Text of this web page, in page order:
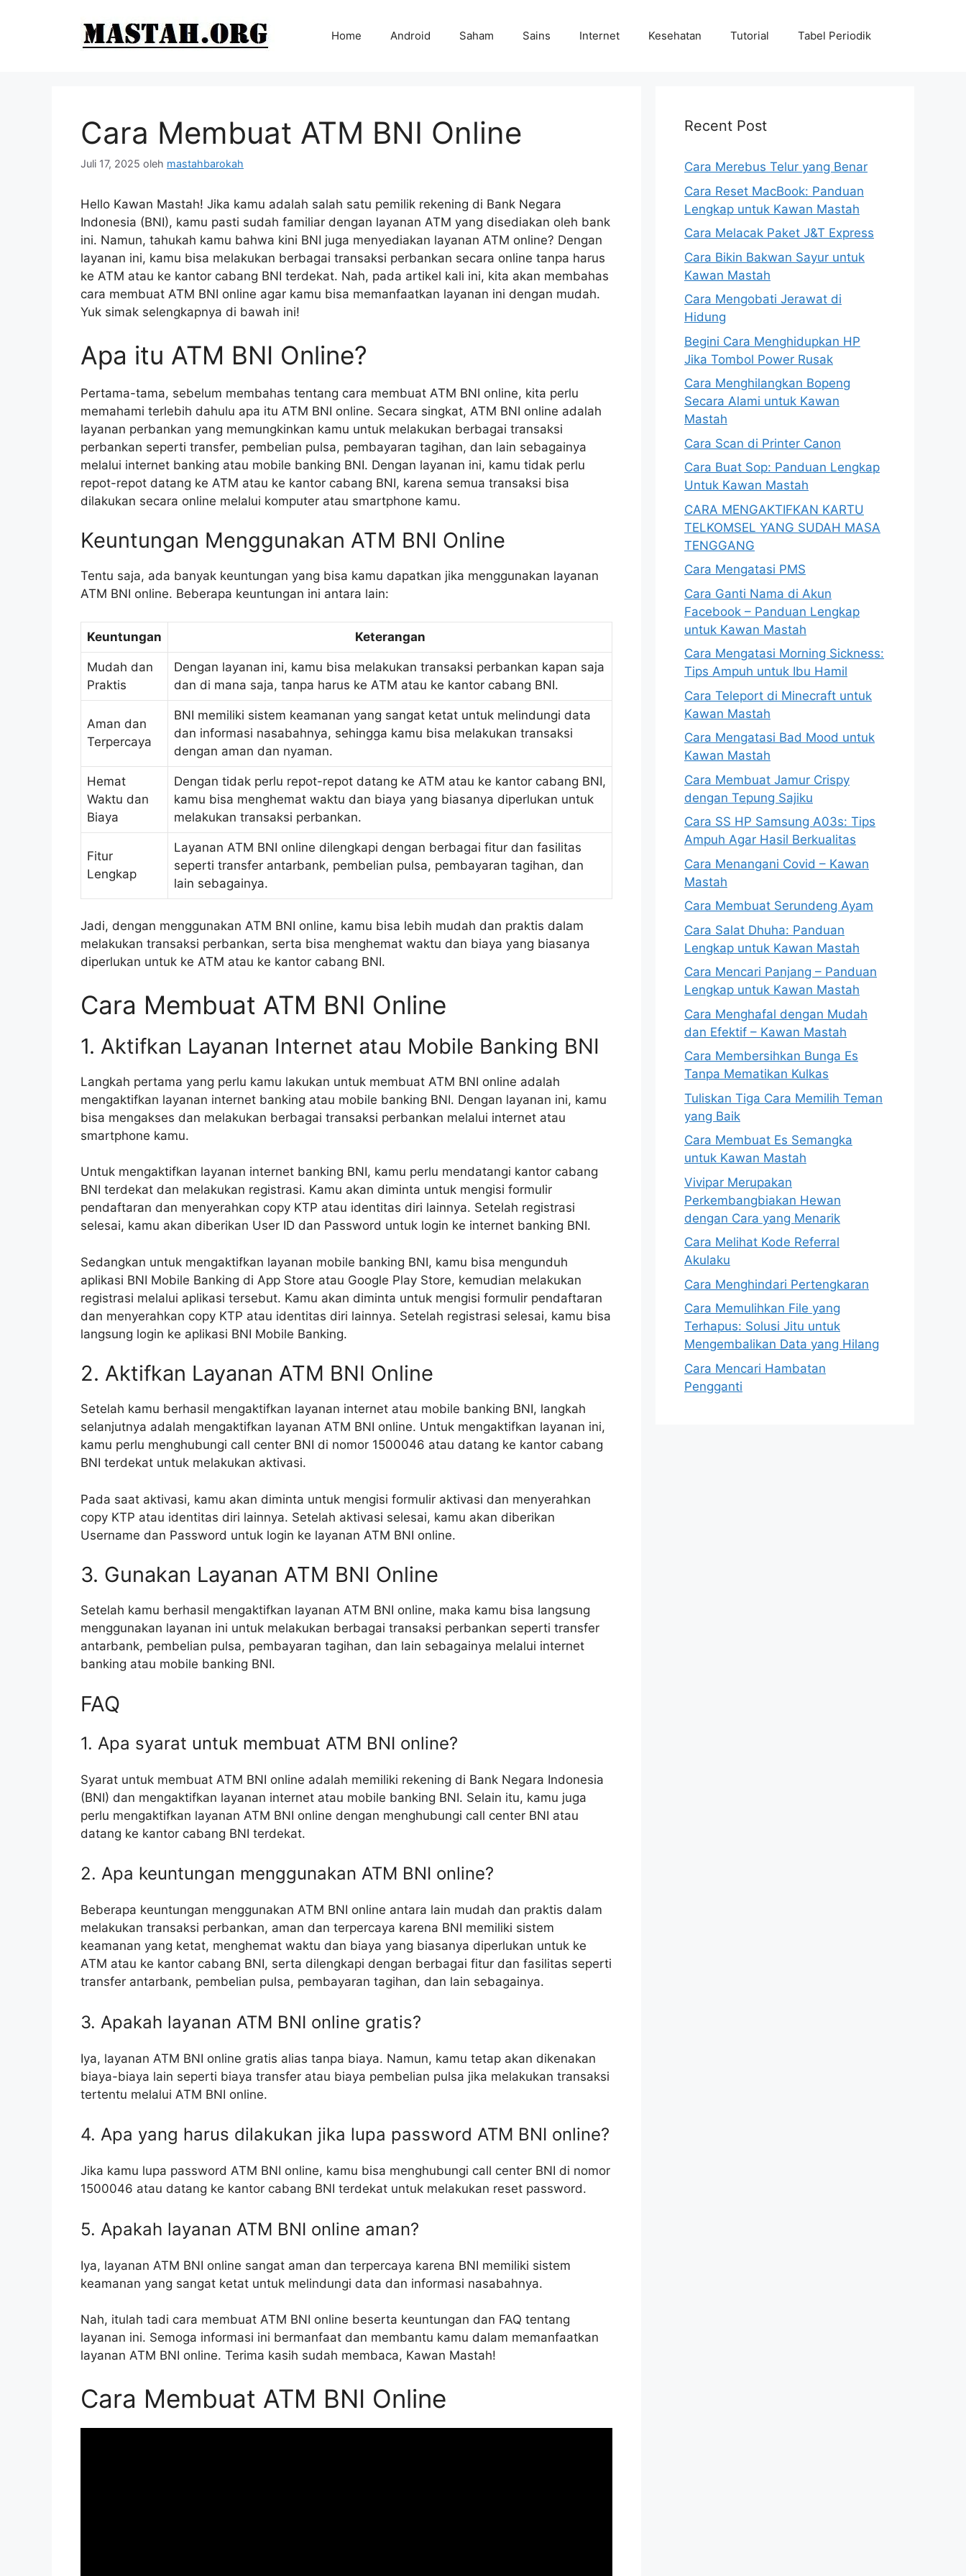
Home Android Saham Sains Internet Kesehatan Tutorial Tabel Periodik
Cara Membuat ATM BNI Online
Juli 17, 2025 oleh mastahbarokah
Hello Kawan Mastah! Jika kamu adalah salah satu pemilik rekening di Bank Negara
Indonesia (BNI), kamu pasti sudah familiar dengan layanan ATM yang disediakan oleh bank
ini. Namun, tahukah kamu bahwa kini BNI juga menyediakan layanan ATM online? Dengan
layanan ini, kamu bisa melakukan berbagai transaksi perbankan secara online tanpa harus
ke ATM atau ke kantor cabang BNI terdekat. Nah, pada artikel kali ini, kita akan membahas
cara membuat ATM BNI online agar kamu bisa memanfaatkan layanan ini dengan mudah.
Yuk simak selengkapnya di bawah ini!
Apa itu ATM BNI Online?
Pertama-tama, sebelum membahas tentang cara membuat ATM BNI online, kita perlu
memahami terlebih dahulu apa itu ATM BNI online. Secara singkat, ATM BNI online adalah
layanan perbankan yang memungkinkan kamu untuk melakukan berbagai transaksi
perbankan seperti transfer, pembelian pulsa, pembayaran tagihan, dan lain sebagainya
melalui internet banking atau mobile banking BNI. Dengan layanan ini, kamu tidak perlu
repot-repot datang ke ATM atau ke kantor cabang BNI, karena semua transaksi bisa
dilakukan secara online melalui komputer atau smartphone kamu.
Keuntungan Menggunakan ATM BNI Online
Tentu saja, ada banyak keuntungan yang bisa kamu dapatkan jika menggunakan layanan
ATM BNI online. Beberapa keuntungan ini antara lain:
Keuntungan Keterangan
Mudah dan
Praktis
Dengan layanan ini, kamu bisa melakukan transaksi perbankan kapan saja
dan di mana saja, tanpa harus ke ATM atau ke kantor cabang BNI.
Aman dan
Terpercaya
BNI memiliki sistem keamanan yang sangat ketat untuk melindungi data
dan informasi nasabahnya, sehingga kamu bisa melakukan transaksi
dengan aman dan nyaman.
Hemat
Waktu dan
Biaya
Dengan tidak perlu repot-repot datang ke ATM atau ke kantor cabang BNI,
kamu bisa menghemat waktu dan biaya yang biasanya diperlukan untuk
melakukan transaksi perbankan.
Fitur
Lengkap
Layanan ATM BNI online dilengkapi dengan berbagai fitur dan fasilitas
seperti transfer antarbank, pembelian pulsa, pembayaran tagihan, dan
lain sebagainya.
Jadi, dengan menggunakan ATM BNI online, kamu bisa lebih mudah dan praktis dalam
melakukan transaksi perbankan, serta bisa menghemat waktu dan biaya yang biasanya
diperlukan untuk ke ATM atau ke kantor cabang BNI.
Cara Membuat ATM BNI Online
1. Aktifkan Layanan Internet atau Mobile Banking BNI
Langkah pertama yang perlu kamu lakukan untuk membuat ATM BNI online adalah
mengaktifkan layanan internet banking atau mobile banking BNI. Dengan layanan ini, kamu
bisa mengakses dan melakukan berbagai transaksi perbankan melalui internet atau
smartphone kamu.
Untuk mengaktifkan layanan internet banking BNI, kamu perlu mendatangi kantor cabang
BNI terdekat dan melakukan registrasi. Kamu akan diminta untuk mengisi formulir
pendaftaran dan menyerahkan copy KTP atau identitas diri lainnya. Setelah registrasi
selesai, kamu akan diberikan User ID dan Password untuk login ke internet banking BNI.
Sedangkan untuk mengaktifkan layanan mobile banking BNI, kamu bisa mengunduh
aplikasi BNI Mobile Banking di App Store atau Google Play Store, kemudian melakukan
registrasi melalui aplikasi tersebut. Kamu akan diminta untuk mengisi formulir pendaftaran
dan menyerahkan copy KTP atau identitas diri lainnya. Setelah registrasi selesai, kamu bisa
langsung login ke aplikasi BNI Mobile Banking.
2. Aktifkan Layanan ATM BNI Online
Setelah kamu berhasil mengaktifkan layanan internet atau mobile banking BNI, langkah
selanjutnya adalah mengaktifkan layanan ATM BNI online. Untuk mengaktifkan layanan ini,
kamu perlu menghubungi call center BNI di nomor 1500046 atau datang ke kantor cabang
BNI terdekat untuk melakukan aktivasi.
Pada saat aktivasi, kamu akan diminta untuk mengisi formulir aktivasi dan menyerahkan
copy KTP atau identitas diri lainnya. Setelah aktivasi selesai, kamu akan diberikan
Username dan Password untuk login ke layanan ATM BNI online.
3. Gunakan Layanan ATM BNI Online
Setelah kamu berhasil mengaktifkan layanan ATM BNI online, maka kamu bisa langsung
menggunakan layanan ini untuk melakukan berbagai transaksi perbankan seperti transfer
antarbank, pembelian pulsa, pembayaran tagihan, dan lain sebagainya melalui internet
banking atau mobile banking BNI.
FAQ
1. Apa syarat untuk membuat ATM BNI online?
Syarat untuk membuat ATM BNI online adalah memiliki rekening di Bank Negara Indonesia
(BNI) dan mengaktifkan layanan internet atau mobile banking BNI. Selain itu, kamu juga
perlu mengaktifkan layanan ATM BNI online dengan menghubungi call center BNI atau
datang ke kantor cabang BNI terdekat.
2. Apa keuntungan menggunakan ATM BNI online?
Beberapa keuntungan menggunakan ATM BNI online antara lain mudah dan praktis dalam
melakukan transaksi perbankan, aman dan terpercaya karena BNI memiliki sistem
keamanan yang ketat, menghemat waktu dan biaya yang biasanya diperlukan untuk ke
ATM atau ke kantor cabang BNI, serta dilengkapi dengan berbagai fitur dan fasilitas seperti
transfer antarbank, pembelian pulsa, pembayaran tagihan, dan lain sebagainya.
3. Apakah layanan ATM BNI online gratis?
Iya, layanan ATM BNI online gratis alias tanpa biaya. Namun, kamu tetap akan dikenakan
biaya-biaya lain seperti biaya transfer atau biaya pembelian pulsa jika melakukan transaksi
tertentu melalui ATM BNI online.
4. Apa yang harus dilakukan jika lupa password ATM BNI online?
Jika kamu lupa password ATM BNI online, kamu bisa menghubungi call center BNI di nomor
1500046 atau datang ke kantor cabang BNI terdekat untuk melakukan reset password.
5. Apakah layanan ATM BNI online aman?
Iya, layanan ATM BNI online sangat aman dan terpercaya karena BNI memiliki sistem
keamanan yang sangat ketat untuk melindungi data dan informasi nasabahnya.
Nah, itulah tadi cara membuat ATM BNI online beserta keuntungan dan FAQ tentang
layanan ini. Semoga informasi ini bermanfaat dan membantu kamu dalam memanfaatkan
layanan ATM BNI online. Terima kasih sudah membaca, Kawan Mastah!
Cara Membuat ATM BNI Online
Recent Post
Cara Merebus Telur yang Benar
Cara Reset MacBook: Panduan
Lengkap untuk Kawan Mastah
Cara Melacak Paket J&T Express
Cara Bikin Bakwan Sayur untuk
Kawan Mastah
Cara Mengobati Jerawat di
Hidung
Begini Cara Menghidupkan HP
Jika Tombol Power Rusak
Cara Menghilangkan Bopeng
Secara Alami untuk Kawan
Mastah
Cara Scan di Printer Canon
Cara Buat Sop: Panduan Lengkap
Untuk Kawan Mastah
CARA MENGAKTIFKAN KARTU
TELKOMSEL YANG SUDAH MASA
TENGGANG
Cara Mengatasi PMS
Cara Ganti Nama di Akun
Facebook – Panduan Lengkap
untuk Kawan Mastah
Cara Mengatasi Morning Sickness:
Tips Ampuh untuk Ibu Hamil
Cara Teleport di Minecraft untuk
Kawan Mastah
Cara Mengatasi Bad Mood untuk
Kawan Mastah
Cara Membuat Jamur Crispy
dengan Tepung Sajiku
Cara SS HP Samsung A03s: Tips
Ampuh Agar Hasil Berkualitas
Cara Menangani Covid – Kawan
Mastah
Cara Membuat Serundeng Ayam
Cara Salat Dhuha: Panduan
Lengkap untuk Kawan Mastah
Cara Mencari Panjang – Panduan
Lengkap untuk Kawan Mastah
Cara Menghafal dengan Mudah
dan Efektif – Kawan Mastah
Cara Membersihkan Bunga Es
Tanpa Mematikan Kulkas
Tuliskan Tiga Cara Memilih Teman
yang Baik
Cara Membuat Es Semangka
untuk Kawan Mastah
Vivipar Merupakan
Perkembangbiakan Hewan
dengan Cara yang Menarik
Cara Melihat Kode Referral
Akulaku
Cara Menghindari Pertengkaran
Cara Memulihkan File yang
Terhapus: Solusi Jitu untuk
Mengembalikan Data yang Hilang
Cara Mencari Hambatan
Pengganti